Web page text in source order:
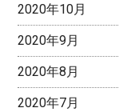
2020年10月
2020年9月
2020年8月
2020年7月